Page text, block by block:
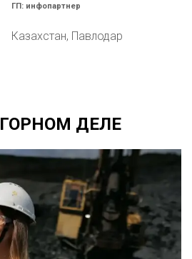
ГП: инфопартнер
Казахстан, Павлодар
ГОРНОМ ДЕЛЕ